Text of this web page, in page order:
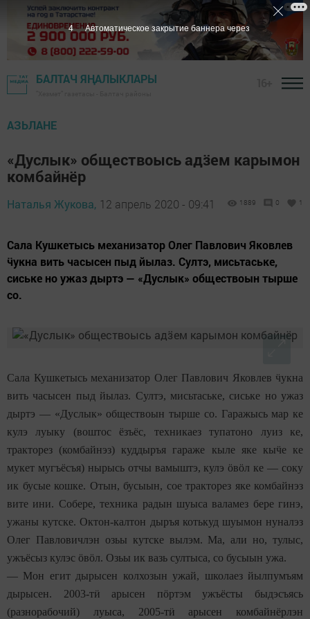
БАЛТАЧ ЯҢАЛЫКЛАРЫ
АЗЬЛАНЕ
«Дуслык» обществоысь адӟем карымон
комбайнёр
Наталья Жукова, 12 апрель 2020 - 09:41 1889 0 1
Сала Кушкетысь механизатор Олег Павлович Яковлев
ӵукна вить часысен пыд йылаз. Султэ, мисьтаське,
сиське но ужаз дыртэ — «Дуслык» обществоын тырше
со.
Сала Кушкетысь механизатор Олег Павлович Яковлев ӵукна
вить часысен пыд йылаз. Султэ, мисьтаське, сиське но ужаз
дыртэ — «Дуслык» обществоын тырше со. Гаражысь мар ке
кулэ луыку (воштос ёзъёс, техникаез тупатоно луиз ке,
тракторез (комбайнэз) куддыръя гараже кыле яке кыӵе ке
мукет мугъёсъя) нырысь отчы вамыштэ, кулэ ӧвӧл ке — соку
ик бусые кошке. Отын, бусыын, сое тракторез яке комбайнэз
вите ини. Собере, техника радын шуыса валамез бере гинэ,
ужаны кутске. Октон-калтон дыръя котькуд шуымон нуналэз
Олег Павловичлэн озьы кутске вылэм. Ма, али но, тулыс,
ужъёсыз кулэс ӧвӧл. Озьы ик вазь султыса, со бусыын ужа.
— Мон егит дырысен колхозын ужай, школаез йылпумъям
дырысен. 2003-тӥ арысен пӧртэм ужъёсты быдэсъясь
(разнорабочий) луыса, 2005-тӥ арысен комбайнёрлэн
3 Автоматическое закрытие баннера через